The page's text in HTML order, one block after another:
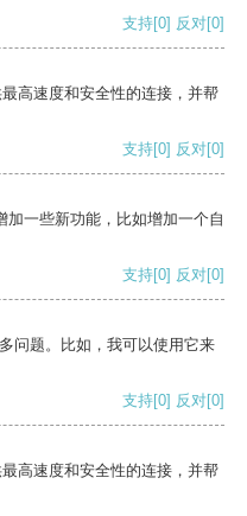
支持[0] 反对[0]
高速度和安全性的连接，并帮
支持[0] 反对[0]
一些新功能，比如增加一个自
支持[0] 反对[0]
问题。比如，我可以使用它来
支持[0] 反对[0]
高速度和安全性的连接，并帮